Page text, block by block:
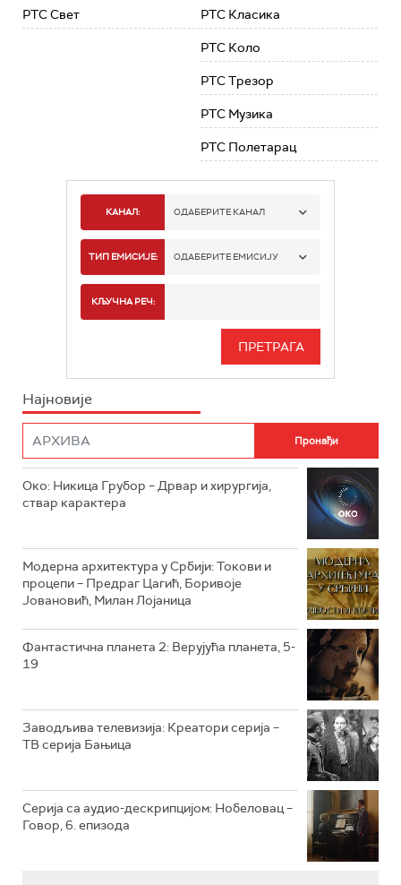
РТС Свет РТС Класика
РТС Коло
РТС Трезор
РТС Музика
РТС Полетарац
КАНАЛ: ОДАБЕРИТЕ КАНАЛ
РТС 1
РТС 3
РТС ЖИВОТ
РТС КОЛО
ТИП ЕМИСИЈЕ: ОДАБЕРИТЕ ЕМИСИЈУ
ИНФО
КЉУЧНА РЕЧ:
Најновије
Око: Никица Грубор – Дрвар и хирургија,
ствар карактера
Модерна архитектура у Србији: Токови и
процепи – Предраг Цагић, Боривоје
Јовановић, Милан Лојаница
Фантастична планета 2: Верујућа планета, 5-
19
Заводљива телевизија: Креатори серија –
ТВ серија Бањица
Серија са аудио-дескрипцијом: Нобеловац –
Говор, 6. епизода